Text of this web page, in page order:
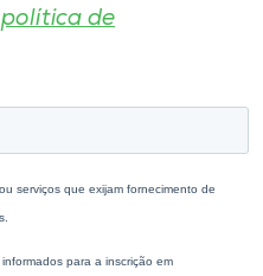
política de